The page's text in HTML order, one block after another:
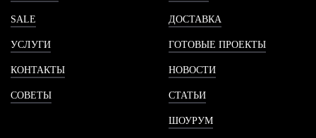
SALE
УСЛУГИ
КОНТАКТЫ
СОВЕТЫ
ДОСТАВКА
ГОТОВЫЕ ПРОЕКТЫ
НОВОСТИ
СТАТЬИ
ШОУРУМ